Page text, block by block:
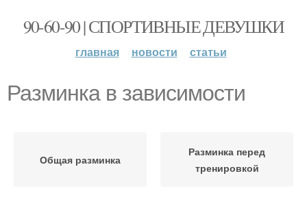
90-60-90 | СПОРТИВНЫЕ ДЕВУШКИ
главная новости статьи
Разминка в зависимости
Общая разминка
Разминка перед
тренировкой